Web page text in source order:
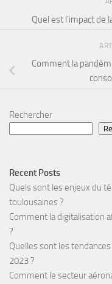
Quel est l’impact de
Comment la
Rechercher
Recent Posts
Quels sont les enjeux du
toulousaines ?
Comment la digitalisation
?
Quelles sont les
2023 ?
Comment le secteur